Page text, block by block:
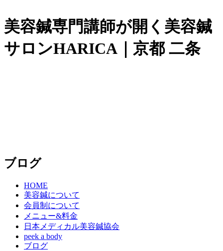
美容鍼専門講師が開く美容鍼
サロンHARICA｜京都 二条
ブログ
HOME
美容鍼について
会員制について
メニュー&料金
日本メディカル美容鍼協会
peek a body
ブログ